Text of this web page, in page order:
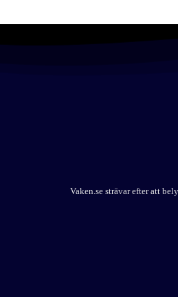
Vaken.se strävar efter att